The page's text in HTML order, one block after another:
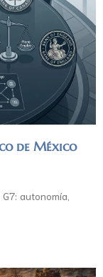
de México
autonomía,